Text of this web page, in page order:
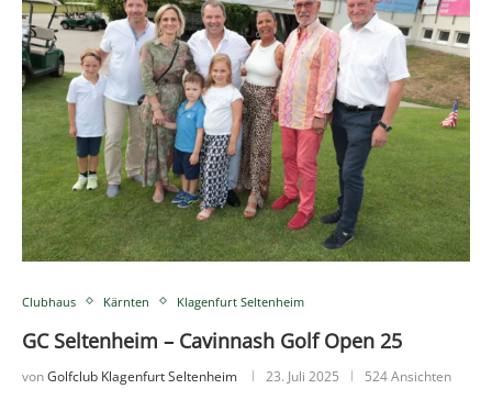
Clubhaus Kärnten Klagenfurt Seltenheim
GC Seltenheim – Cavinnash Golf Open 25
vonGolfclub Klagenfurt Seltenheim 23. Juli 2025 524 Ansichten